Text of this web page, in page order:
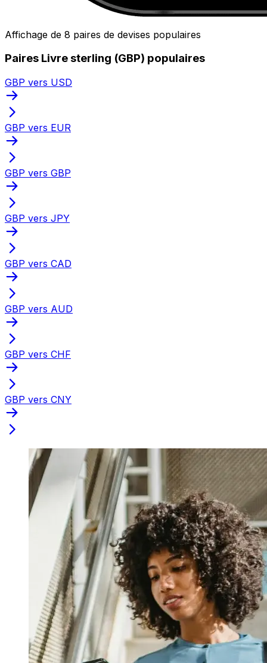
Affichage de 8 paires de devises populaires
Paires Livre sterling (GBP) populaires
GBP vers USD
GBP vers EUR
GBP vers GBP
GBP vers JPY
GBP vers CAD
GBP vers AUD
GBP vers CHF
GBP vers CNY